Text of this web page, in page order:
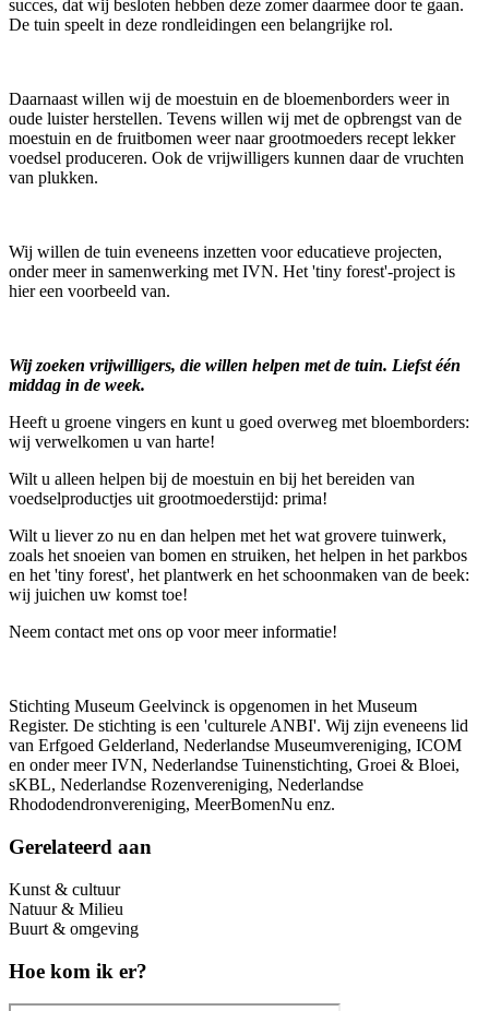
succes, dat wij besloten hebben deze zomer daarmee door te gaan.
De tuin speelt in deze rondleidingen een belangrijke rol.
Daarnaast willen wij de moestuin en de bloemenborders weer in
oude luister herstellen. Tevens willen wij met de opbrengst van de
moestuin en de fruitbomen weer naar grootmoeders recept lekker
voedsel produceren. Ook de vrijwilligers kunnen daar de vruchten
van plukken.
Wij willen de tuin eveneens inzetten voor educatieve projecten,
onder meer in samenwerking met IVN. Het 'tiny forest'-project is
hier een voorbeeld van.
Wij zoeken vrijwilligers, die willen helpen met de tuin. Liefst één
middag in de week.
Heeft u groene vingers en kunt u goed overweg met bloemborders:
wij verwelkomen u van harte!
Wilt u alleen helpen bij de moestuin en bij het bereiden van
voedselproductjes uit grootmoederstijd: prima!
Wilt u liever zo nu en dan helpen met het wat grovere tuinwerk,
zoals het snoeien van bomen en struiken, het helpen in het parkbos
en het 'tiny forest', het plantwerk en het schoonmaken van de beek:
wij juichen uw komst toe!
Neem contact met ons op voor meer informatie!
Stichting Museum Geelvinck is opgenomen in het Museum
Register. De stichting is een 'culturele ANBI'. Wij zijn eveneens lid
van Erfgoed Gelderland, Nederlandse Museumvereniging, ICOM
en onder meer IVN, Nederlandse Tuinenstichting, Groei & Bloei,
sKBL, Nederlandse Rozenvereniging, Nederlandse
Rhododendronvereniging, MeerBomenNu enz.
Gerelateerd aan
Kunst & cultuur
Natuur & Milieu
Buurt & omgeving
Hoe kom ik er?